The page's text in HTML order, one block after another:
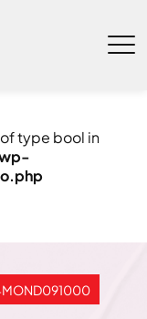
type bool in